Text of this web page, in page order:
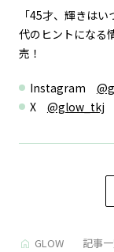
「45才、輝きは
代のヒントにな
売！
Instagram
X @glow_tkj
GLOW 記事